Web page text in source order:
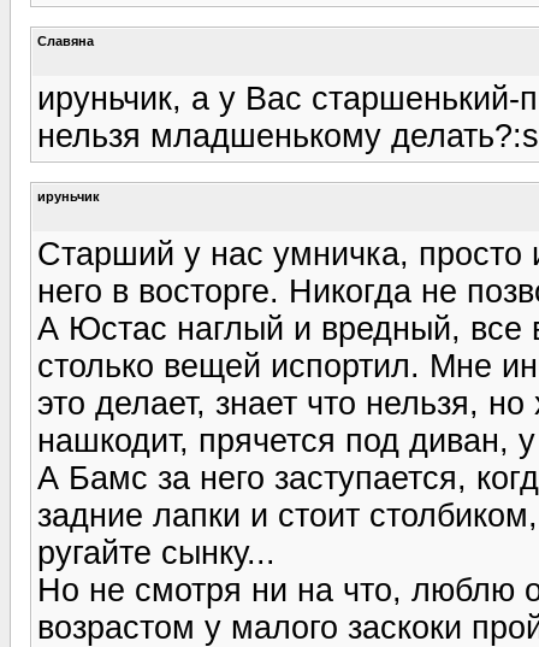
Славяна
ируньчик, а у Вас
нельзя младшенькому
ируньчик
Старший у нас умничка, просто
него в восторге. Никогда не
А Юстас наглый и вредный, все
столько вещей испортил. Мне
это делает, знает что нельзя,
нашкодит, прячется под диван,
А Бамс за него заступается,
задние лапки и стоит
ругайте сынку...
Но не смотря ни на что, люблю
возрастом у малого заскоки